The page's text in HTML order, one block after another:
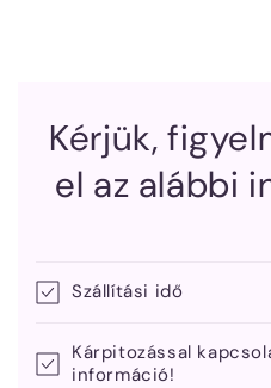
Kérjük,
el az alábbi
Szállítási idő
Kárpitozással
információ!